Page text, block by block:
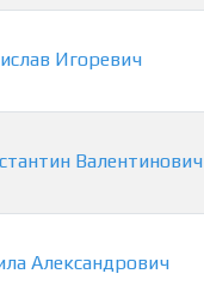
Игоревич
Валентинович
Александрович